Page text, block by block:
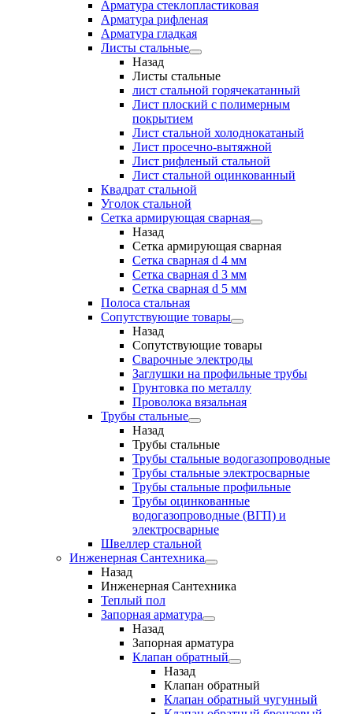
Арматура стеклопластиковая
Арматура рифленая
Арматура гладкая
Листы стальные
Назад
Листы стальные
лист стальной горячекатанный
Лист плоский с полимерным
покрытием
Лист стальной холоднокатаный
Лист просечно-вытяжной
Лист рифленый стальной
Лист стальной оцинкованный
Квадрат стальной
Уголок стальной
Сетка армирующая сварная
Назад
Сетка армирующая сварная
Сетка сварная d 4 мм
Сетка сварная d 3 мм
Сетка сварная d 5 мм
Полоса стальная
Сопутствующие товары
Назад
Сопутствующие товары
Сварочные электроды
Заглушки на профильные трубы
Грунтовка по металлу
Проволока вязальная
Трубы стальные
Назад
Трубы стальные
Трубы стальные водогазопроводные
Трубы стальные электросварные
Трубы стальные профильные
Трубы оцинкованные
водогазопроводные (ВГП) и
электросварные
Швеллер стальной
Инженерная Сантехника
Назад
Инженерная Сантехника
Теплый пол
Запорная арматура
Назад
Запорная арматура
Клапан обратный
Назад
Клапан обратный
Клапан обратный чугунный